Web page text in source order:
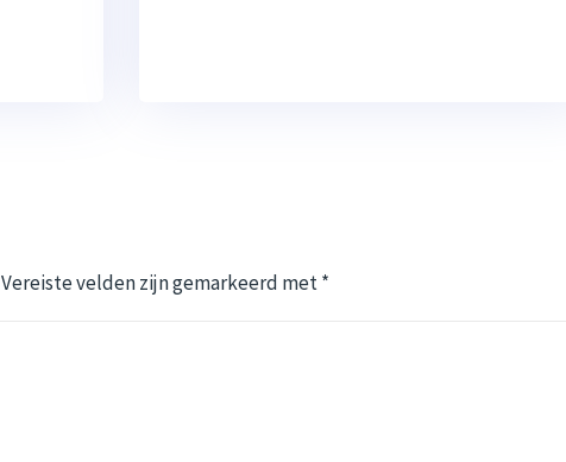
Vereiste velden zijn gemarkeerd met*